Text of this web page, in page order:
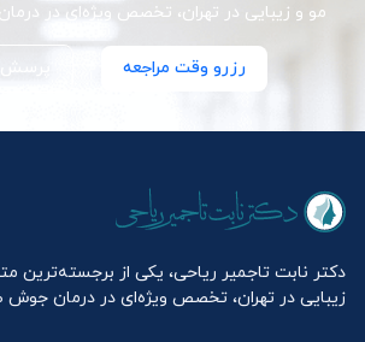
مو و زیبایی در تهران، تخصص ویژه‌ای در
رزرو وقت مراجعه پرسش
دکتر نابت تاجمیر ریاحی، یکی از
زیبایی در تهران، تخصص ویژه‌ای در درمان جوش